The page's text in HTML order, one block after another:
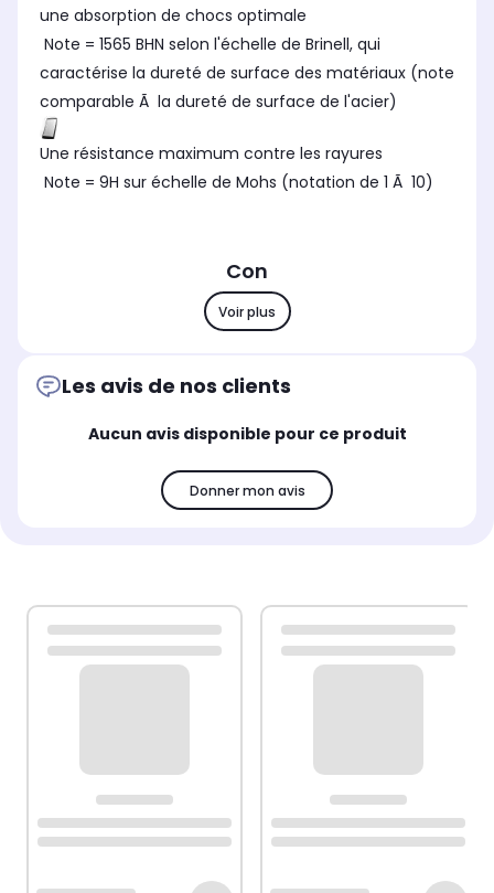
une absorption de chocs optimale
Note = 1565 BHN selon l'échelle de Brinell, qui
caractérise la dureté de surface des matériaux (note
comparable Ã la dureté de surface de l'acier)
Une résistance maximum contre les rayures
Note = 9H sur échelle de Mohs (notation de 1 Ã 10)
Con
Voir plus
Les avis de nos clients
Aucun avis disponible pour ce produit
Donner mon avis